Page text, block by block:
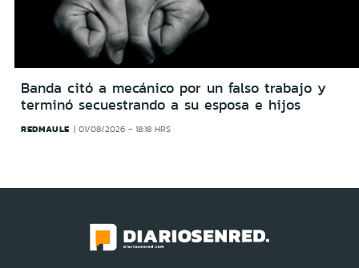
Banda citó a mecánico por un falso trabajo y
terminó secuestrando a su esposa e hijos
REDMAULE 01/08/2026 - 18:18 HRS